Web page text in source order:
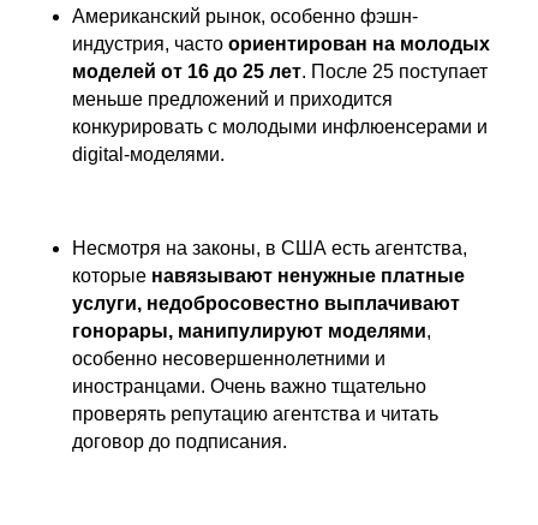
Американский рынок, особенно фэшн-
индустрия, часто ориентирован на молодых
моделей от 16 до 25 лет. После 25 поступает
меньше предложений и приходится
конкурировать с молодыми инфлюенсерами и
digital-моделями.
Несмотря на законы, в США есть агентства,
которые навязывают ненужные платные
услуги, недобросовестно выплачивают
гонорары, манипулируют моделями,
особенно несовершеннолетними и
иностранцами. Очень важно тщательно
проверять репутацию агентства и читать
договор до подписания.